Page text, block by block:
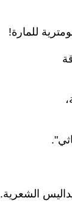
للمارة!
الشعرية.